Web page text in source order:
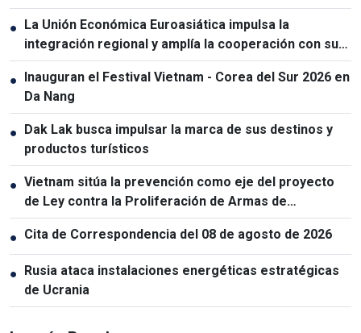
● La Unión Económica Euroasiática impulsa la
integración regional y amplía la cooperación con sus
socios
● Inauguran el Festival Vietnam - Corea del Sur 2026 en
Da Nang
● Dak Lak busca impulsar la marca de sus destinos y
productos turísticos
● Vietnam sitúa la prevención como eje del proyecto
de Ley contra la Proliferación de Armas de
Destrucción Masiva
● Cita de Correspondencia del 08 de agosto de 2026
● Rusia ataca instalaciones energéticas estratégicas
de Ucrania